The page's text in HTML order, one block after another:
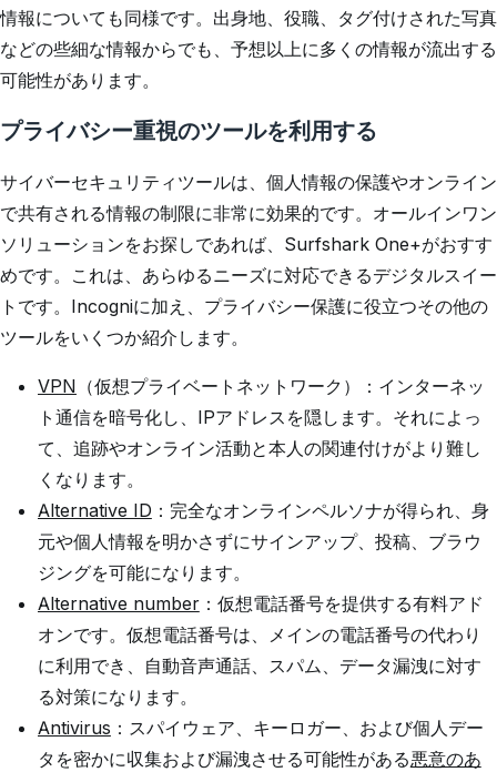
情報についても同様です。出身地、役職、タグ付けされた写真
などの些細な情報からでも、予想以上に多くの情報が流出する
可能性があります。
プライバシー重視のツールを利用する
サイバーセキュリティツールは、個人情報の保護やオンライン
で共有される情報の制限に非常に効果的です。オールインワン
ソリューションをお探しであれば、Surfshark One+がおすす
めです。これは、あらゆるニーズに対応できるデジタルスイー
トです。Incogniに加え、プライバシー保護に役立つその他の
ツールをいくつか紹介します。
VPN （仮想プライベートネットワーク）：インターネッ
ト通信を暗号化し、IPアドレスを隠します。それによっ
て、追跡やオンライン活動と本人の関連付けがより難し
くなります。
Alternative ID ：完全なオンラインペルソナが得られ、身
元や個人情報を明かさずにサインアップ、投稿、ブラウ
ジングを可能になります。
Alternative number：仮想電話番号を提供する有料アド
オンです。仮想電話番号は、メインの電話番号の代わり
に利用でき、自動音声通話、スパム、データ漏洩に対す
る対策になります。
Antivirus ：スパイウェア、キーロガー、および個人デー
タを密かに収集および漏洩させる可能性がある悪意のあ